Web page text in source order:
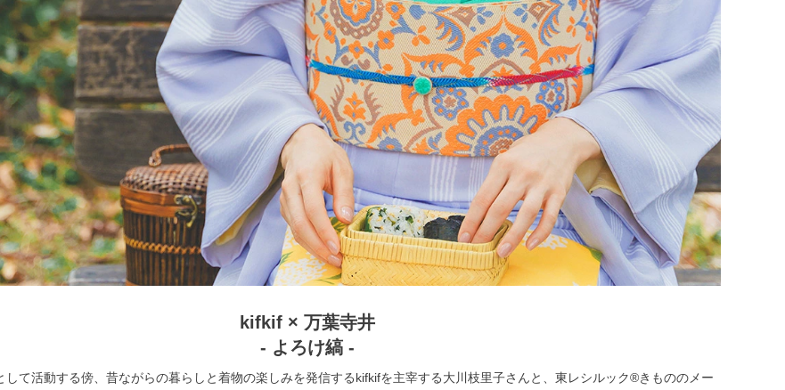
kifkif × 万葉寺井
- よろけ縞 -
して活動する傍、昔ながらの暮らしと着物の楽しみを発信するkifkifを主宰する大川枝里子さんと、東レシルック®きもののメー